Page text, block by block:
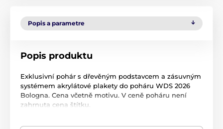
Popis a parametre
Popis produktu
Exklusivní pohár s dřevěným podstavcem a zásuvným
systémem akrylátové plakety do poháru WDS 2026
Bologna. Cena včetně motivu. V ceně poháru není
zahrnuta cena štítku.